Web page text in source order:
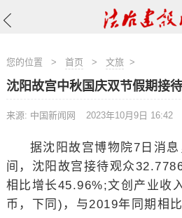
您的位置 > 首页 > 文旅>
沈阳故宫中秋国庆双节假期接
来源: 中国新闻网 2023年10月9日 16:42
据沈阳故宫博物院7日消
间，沈阳故宫接待观众
相比增长45.96%;文创产业收
币，下同)，与2019年同期相